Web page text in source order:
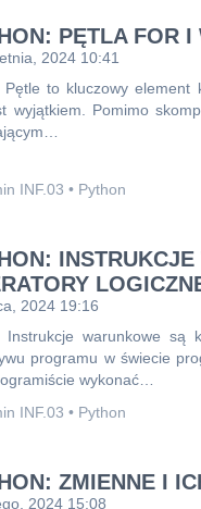
PĘTLA FOR I
2024 10:41
Pętle to kluczowy element
wyjątkiem. Pomimo
INF.03 • Python
2024 19:16
Instrukcje warunkowe są
programu w świecie
wykonać…
INF.03 • Python
ZMIENNE I
2024 15:08